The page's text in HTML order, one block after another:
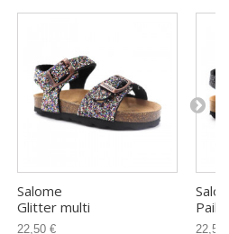
Salome
Glitter multi
22,50 € 22,50